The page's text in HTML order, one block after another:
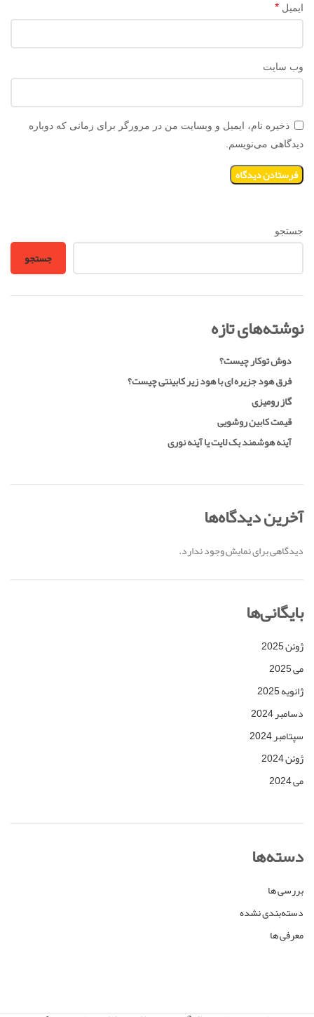
ایمیل *
وب‌ سایت
ذخیره نام، ایمیل و وبسایت من در مرورگر برای زمانی که دوباره
دیدگاهی می‌نویسم.
جستجو
جستجو
نوشته‌های تازه
دوش توکار چیست؟
فرق هود جزیره ای با هود زیر کابینتی چیست؟
گاز رومیزی
قیمت کابین روشویی
آینه هوشمند بک لایت یا آینه نوری
آخرین دیدگاه‌ها
دیدگاهی برای نمایش وجود ندارد.
بایگانی‌ها
ژوئن 2025
می 2025
ژانویه 2025
دسامبر 2024
سپتامبر 2024
ژوئن 2024
می 2024
دسته‌ها
بررسی ها
دسته‌بندی نشده
معرفی ها